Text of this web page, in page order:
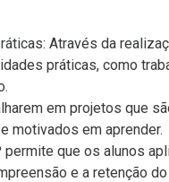
Através da
práticas, como
em projetos que
motivados em aprender.
que os alunos
e a retenção